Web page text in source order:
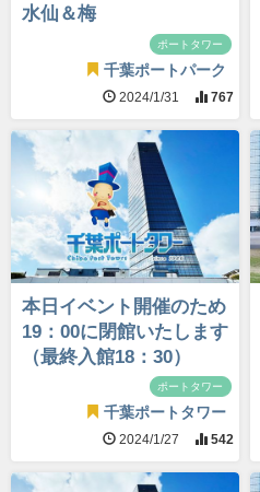
水仙＆梅
ポートタワー
千葉ポートパーク
2024/1/31 767
本日イベント開催のため
19：00に閉館いたします
（最終入館18：30）
ポートタワー
千葉ポートタワー
2024/1/27 542